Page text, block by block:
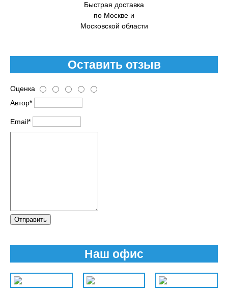
Быстрая доставка
по Москве и
Московской области
Оставить отзыв
Оценка
Автор*
Email*
Отправить
Наш офис